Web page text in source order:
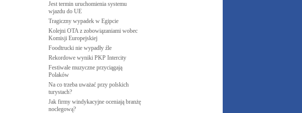
Jest termin uruchomienia systemu
wjazdu do UE
Tragiczny wypadek w Egipcie
Kolejni OTA z zobowiązaniami wobec
Komisji Europejskiej
Foodtrucki nie wypadły źle
Rekordowe wyniki PKP Intercity
Festiwale muzyczne przyciągają
Polaków
Na co trzeba uważać przy polskich
turystach?
Jak firmy windykacyjne oceniają branżę
noclegową?